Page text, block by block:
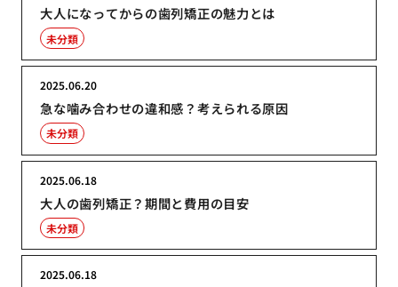
大人になってからの歯列矯正の魅力とは
未分類
急な噛み合わせの違和感？考えられる原因
2025.06.20
未分類
大人の歯列矯正？期間と費用の目安
2025.06.18
未分類
2025.06.18